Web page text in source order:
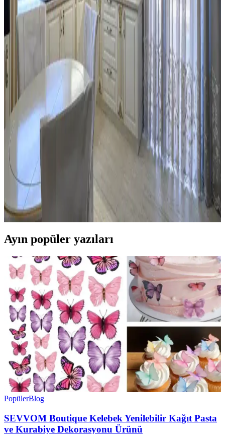
Eski Seramik Karoları Yenileme ve Mutfak
Dolaplarıyla Uyum Sağlama Yöntemleri
Eski seramik karoları değiştirmeden yenileme yöntemleri ve mutfak
dolaplarıyla renk uyumu sağlama teknikleri detaylıca ele
alınmaktadır. Maliyet etkin ve estetik çözümler sunulmaktadır.
Mutfaktaki Boş Alanların İşlevsel Kullanımı İçin
Alternatif Mobilya ve Dekorasyon Önerileri
Mutfaktaki boş alanlar, mobilya seçimi ve dekorasyonla çalışma,
dinlenme veya sosyal alanlara dönüştürülebilir. Doğru
düzenlemelerle fonksiyonel ve estetik mekanlar yaratmak
mümkündür.
Mutfak Pencereleri İçin Estetik ve Fonksiyonel
Perde ile Jaluzi Seçenekleri
Mutfak pencereleri için perde ve jaluzi seçiminde mevcut pencere
durumu, kullanım alışkanlıkları ve dekorasyon tarzı önemlidir.
Roman storlar, bambu jaluziler ve dekoratif filmler estetik ve
fonksiyonel çözümler sunar.
Ayın popüler yazıları
PopülerBlog
SEVVOM Boutique Kelebek Yenilebilir Kağıt Pasta
ve Kurabiye Dekorasyonu Ürünü